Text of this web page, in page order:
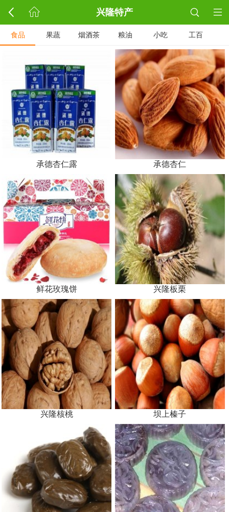
兴隆特产
食品 果蔬 烟酒茶 粮油 小吃 工百
承德杏仁露 承德杏仁
鲜花玫瑰饼 兴隆板栗
兴隆核桃 坝上榛子